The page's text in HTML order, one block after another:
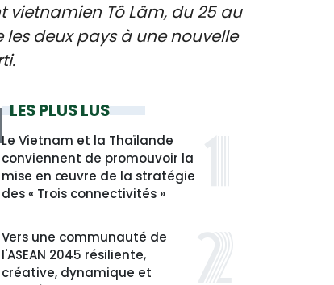
vietnamien Tô Lâm, du 25 au
deux pays à une nouvelle
LES PLUS LUS
Le Vietnam et la Thaïlande
conviennent de promouvoir la
mise en œuvre de la stratégie
des « Trois connectivités »
Vers une communauté de
l'ASEAN 2045 résiliente,
créative, dynamique et